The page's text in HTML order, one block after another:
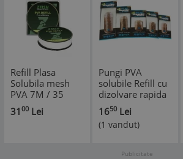
Refill Plasa
Solubila mesh
PVA 7M / 35
mm. - Zfish
31 00 Lei
Pungi PVA
solubile Refill cu
dizolvare rapida
85 x 140 mm. -
Fox
1650 Lei
(1 vandut)
Publicitate